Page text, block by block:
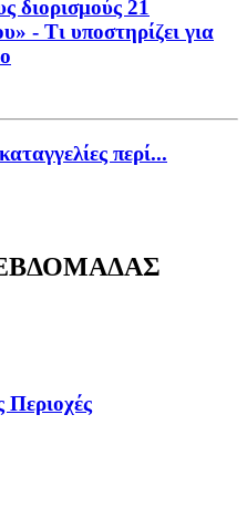
διορισμούς 21
- Τι υποστηρίζει για
περί...
Περιοχές